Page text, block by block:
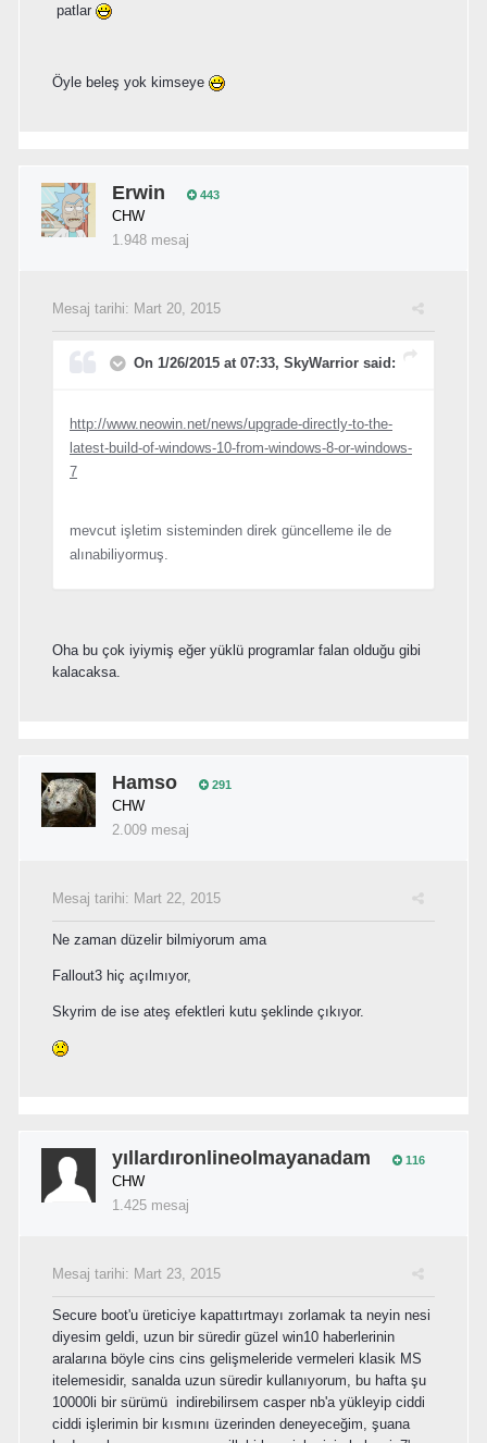
patlar
Öyle beleş yok kimseye
Erwin 443
CHW
1.948 mesaj
Mesaj tarihi: Mart 20, 2015
On 1/26/2015 at 07:33, SkyWarrior said:
http://www.neowin.net/news/upgrade-directly-to-the-
latest-build-of-windows-10-from-windows-8-or-windows-
7
mevcut işletim sisteminden direk güncelleme ile de
alınabiliyormuş.
Oha bu çok iyiymiş eğer yüklü programlar falan olduğu gibi
kalacaksa.
Hamso 291
CHW
2.009 mesaj
Mesaj tarihi: Mart 22, 2015
Ne zaman düzelir bilmiyorum ama
Fallout3 hiç açılmıyor,
Skyrim de ise ateş efektleri kutu şeklinde çıkıyor.
yıllardıronlineolmayanadam 116
CHW
1.425 mesaj
Mesaj tarihi: Mart 23, 2015
Secure boot'u üreticiye kapattırtmayı zorlamak ta neyin nesi
diyesim geldi, uzun bir süredir güzel win10 haberlerinin
aralarına böyle cins cins gelişmeleride vermeleri klasik MS
itelemesidir, sanalda uzun süredir kullanıyorum, bu hafta şu
10000li bir sürümü indirebilirsem casper nb'a yükleyip ciddi
ciddi işlerimin bir kısmını üzerinden deneyeceğim, şuana